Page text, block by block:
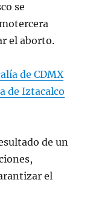
se
el aborto.
de CDMX
de Iztacalco
de un
el